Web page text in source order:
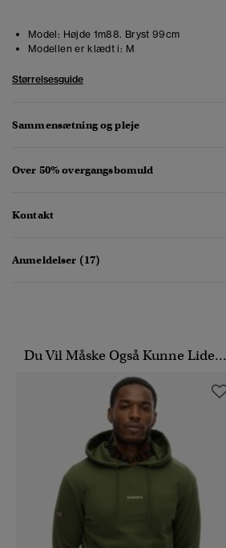
Model: Højde 1m88. Bryst 99cm
Modellen er klædt i: M
Størrelsesguide
Sammensætning og pleje
Over 50% overgangsbomuld
Kontakt
Anmeldelser (17)
Du Vil Måske Også Kunne Lide...